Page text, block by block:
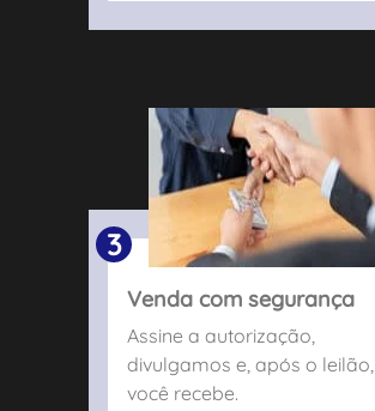
3
Venda com segurança
Assine a autorização,
divulgamos e, após o leilão,
você recebe.